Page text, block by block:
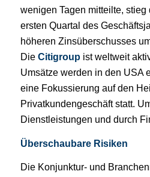
wenigen Tagen mitteilte,
ersten Quartal des
höheren Zinsüberschusses
Die Citigroupist weltweit
Umsätze werden in den USA
eine Fokussierung auf den
Privatkundengeschäft statt.
Dienstleistungen und durch
Überschaubare Risiken
Die Konjunktur- und